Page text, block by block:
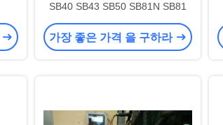
SB40 SB43 SB50 SB81N SB81
가장 좋은 가격 을 구하라